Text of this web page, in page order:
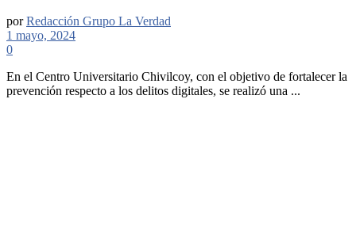
por Redacción Grupo La Verdad
1 mayo, 2024
0
En el Centro Universitario Chivilcoy, con el objetivo de fortalecer la
prevención respecto a los delitos digitales, se realizó una ...